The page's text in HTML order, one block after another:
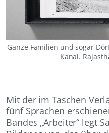
Ganze Familien und sogar
Kanal.
Mit der im Taschen
fünfSprachen
Bandes „Arbeiter“ legt